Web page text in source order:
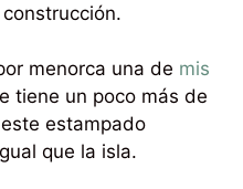
menorca una de mis
tiene un poco más de
estampado
que la isla.